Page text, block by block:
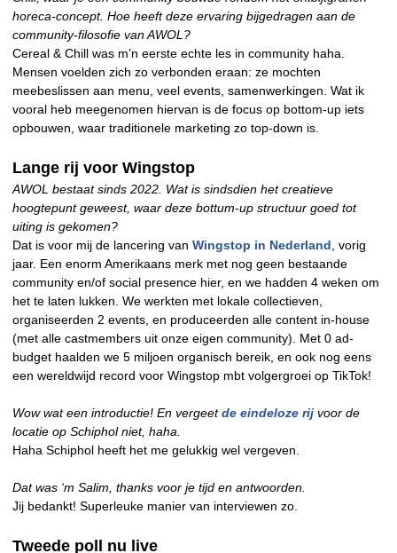
horeca-concept. Hoe heeft deze ervaring bijgedragen aan de
community-filosofie van AWOL?
Cereal & Chill was m’n eerste echte les in community haha.
Mensen voelden zich zo verbonden eraan: ze mochten
meebeslissen aan menu, veel events, samenwerkingen. Wat ik
vooral heb meegenomen hiervan is de focus op bottom-up iets
opbouwen, waar traditionele marketing zo top-down is.
Lange rij voor Wingstop
AWOL bestaat sinds 2022. Wat is sindsdien het creatieve
hoogtepunt geweest, waar deze bottum-up structuur goed tot
uiting is gekomen?
Dat is voor mij de lancering van Wingstop in Nederland , vorig
jaar. Een enorm Amerikaans merk met nog geen bestaande
community en/of social presence hier, en we hadden 4 weken om
het te laten lukken. We werkten met lokale collectieven,
organiseerden 2 events, en produceerden alle content in-house
(met alle castmembers uit onze eigen community). Met 0 ad-
budget haalden we 5 miljoen organisch bereik, en ook nog eens
een wereldwijd record voor Wingstop mbt volgergroei op TikTok!
Wow wat een introductie! En vergeetde eindeloze rij voor de
locatie op Schiphol niet, haha.
Haha Schiphol heeft het me gelukkig wel vergeven.
Dat was ‘m Salim, thanks voor je tijd en antwoorden.
Jij bedankt! Superleuke manier van interviewen zo.
Tweede poll nu live